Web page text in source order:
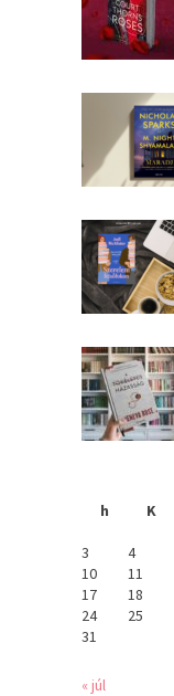
h
K
3
4
10
11
17
18
24
25
31
« júl